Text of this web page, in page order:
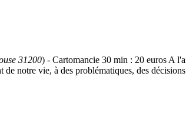
31200) - Cartomancie 30 min : 20 euros A
notre vie, à des problématiques, des